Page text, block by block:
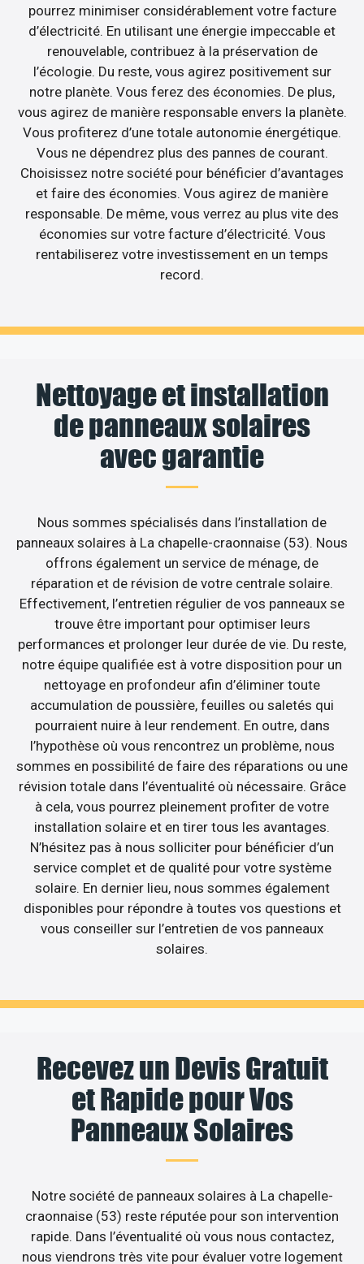
pourrez minimiser considérablement votre facture
d’électricité. En utilisant une énergie impeccable et
renouvelable, contribuez à la préservation de
l’écologie. Du reste, vous agirez positivement sur
notre planète. Vous ferez des économies. De plus,
vous agirez de manière responsable envers la planète.
Vous profiterez d’une totale autonomie énergétique.
Vous ne dépendrez plus des pannes de courant.
Choisissez notre société pour bénéficier d’avantages
et faire des économies. Vous agirez de manière
responsable. De même, vous verrez au plus vite des
économies sur votre facture d’électricité. Vous
rentabiliserez votre investissement en un temps
record.
Nettoyage et installation
de panneaux solaires
avec garantie
Nous sommes spécialisés dans l’installation de
panneaux solaires à La chapelle-craonnaise (53). Nous
offrons également un service de ménage, de
réparation et de révision de votre centrale solaire.
Effectivement, l’entretien régulier de vos panneaux se
trouve être important pour optimiser leurs
performances et prolonger leur durée de vie. Du reste,
notre équipe qualifiée est à votre disposition pour un
nettoyage en profondeur afin d’éliminer toute
accumulation de poussière, feuilles ou saletés qui
pourraient nuire à leur rendement. En outre, dans
l’hypothèse où vous rencontrez un problème, nous
sommes en possibilité de faire des réparations ou une
révision totale dans l’éventualité où nécessaire. Grâce
à cela, vous pourrez pleinement profiter de votre
installation solaire et en tirer tous les avantages.
N’hésitez pas à nous solliciter pour bénéficier d’un
service complet et de qualité pour votre système
solaire. En dernier lieu, nous sommes également
disponibles pour répondre à toutes vos questions et
vous conseiller sur l’entretien de vos panneaux
solaires.
Recevez un Devis Gratuit
et Rapide pour Vos
Panneaux Solaires
Notre société de panneaux solaires à La chapelle-
craonnaise (53) reste réputée pour son intervention
rapide. Dans l’éventualité où vous nous contactez,
nous viendrons très vite pour évaluer votre logement